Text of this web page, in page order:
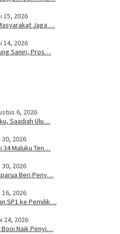
15, 2026
Jaga …
14, 2026
Saniri, Pros…
6, 2026
Saadiah Ulu…
30, 2026
34 Maluku Ten…
30, 2026
Beri Peny…
16, 2026
SP1 ke Pemilik…
24, 2026
Booi Naik Penyi…